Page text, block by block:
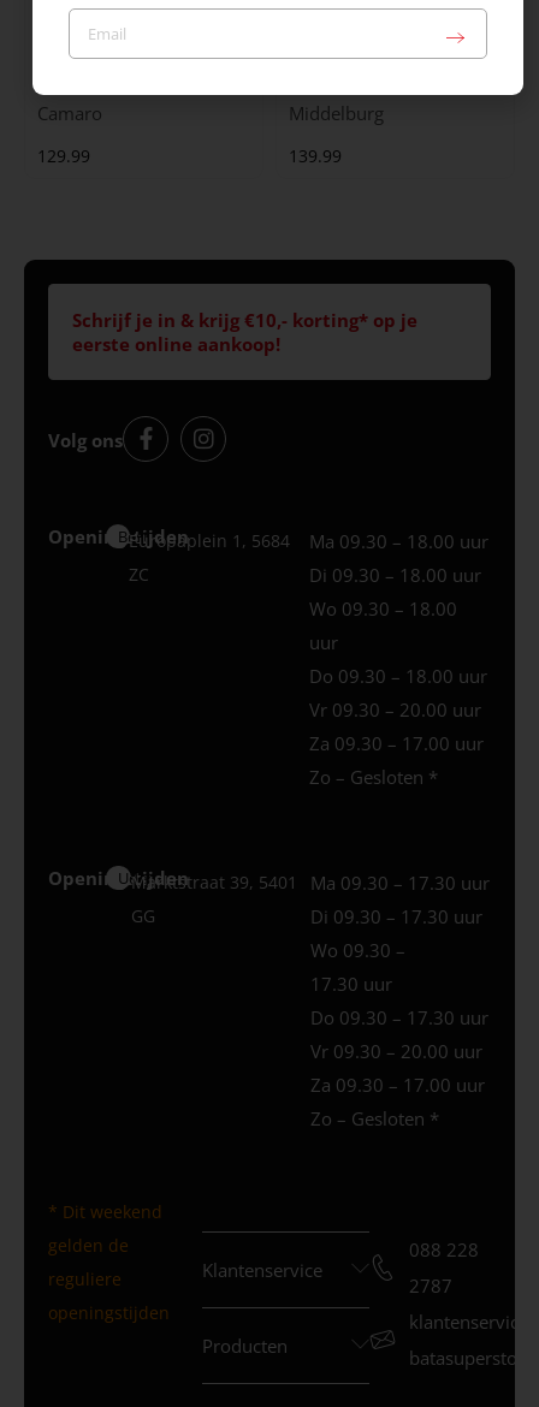
Camaro
129.99
Middelburg
139.99
Schrijf je in & krijg €10,- korting* op je
eerste online aankoop!
Volg ons
Openingstijden
Best
Europaplein 1, 5684
ZC
Ma 09.30 – 18.00 uur
Di 09.30 – 18.00 uur
Wo 09.30 – 18.00
uur
Do 09.30 – 18.00 uur
Vr 09.30 – 20.00 uur
Za 09.30 – 17.00 uur
Zo – Gesloten *
Openingstijden
Uden
Marktstraat 39, 5401
GG
Ma 09.30 – 17.30 uur
Di 09.30 – 17.30 uur
Wo 09.30 –
17.30 uur
Do 09.30 – 17.30 uur
Vr 09.30 – 20.00 uur
Za 09.30 – 17.00 uur
Zo – Gesloten *
* Dit weekend
gelden de
reguliere
openingstijden
Klantenservice
Producten
088 228
2787